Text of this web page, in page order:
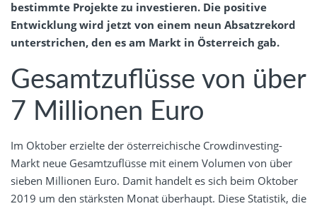
bestimmte Projekte zu investieren. Die positive
Entwicklung wird jetzt von einem neun Absatzrekord
unterstrichen, den es am Markt in Österreich gab.
Gesamtzuflüsse von über
7 Millionen Euro
Im Oktober erzielte der österreichische Crowdinvesting-
Markt neue Gesamtzuflüsse mit einem Volumen von über
sieben Millionen Euro. Damit handelt es sich beim Oktober
2019 um den stärksten Monat überhaupt. Diese Statistik, die